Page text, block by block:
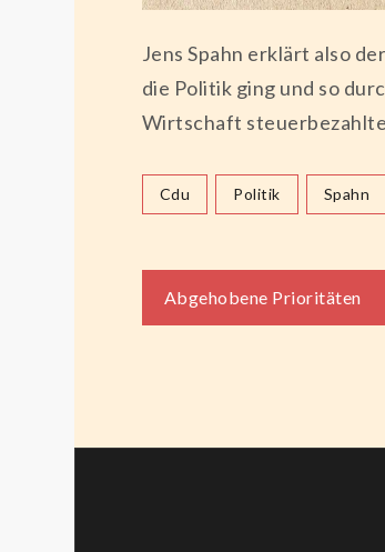
Jens Spahn erklärt also
die Politik ging und so
Wirtschaft
Cdu Politik Spahn
Abgehobene Prioritäten